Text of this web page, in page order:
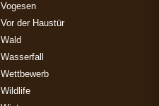
Vogesen
Vor der Haustür
Wald
Wasserfall
Wettbewerb
Wildlife